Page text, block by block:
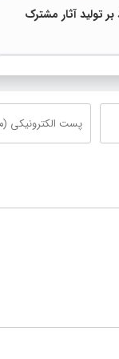
بر تولید آثار مشترک